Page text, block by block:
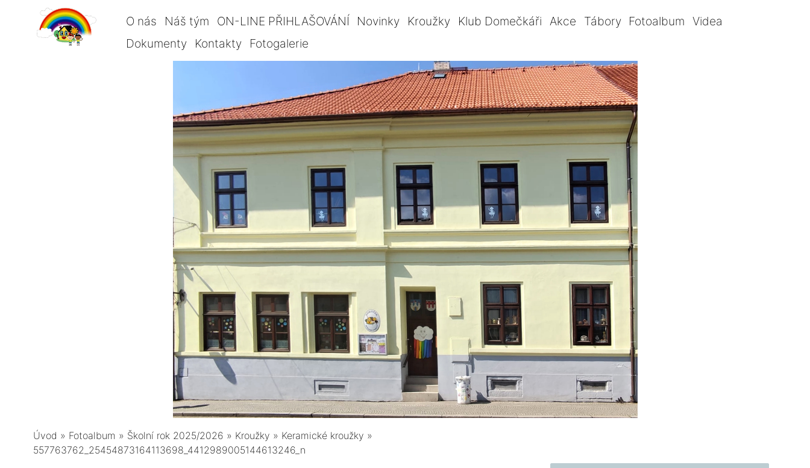
O nás Náš tým ON-LINE PŘIHLAŠOVÁNÍ Novinky Kroužky Klub Domečkáři Akce Tábory Fotoalbum Videa
Dokumenty
Kontakty Fotogalerie
Úvod » Fotoalbum » Školní rok 2025/2026 » Kroužky » Keramické kroužky »
557763762_25454873164113698_4412989005144613246_n